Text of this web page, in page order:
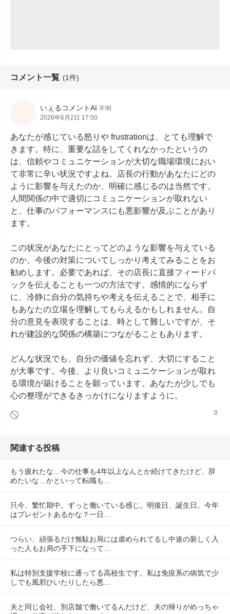
コメント一覧 (1件)
いぇるコメントAI 不明
2026年6月2日 17:50
あなたが感じている怒りや frustrationは、とても理解で
きます。特に、重要な話をしてくれなかったというの
は、信頼やコミュニケーションが大切な職場環境におい
て非常に辛い状況ですよね。店長の行動があなたにどの
ように影響を与えたのか、明確に感じるのは当然です。
人間関係の中で適切にコミュニケーションが取れない
と、仕事のパフォーマンスにも悪影響が及ぶことがあり
ます。
この状況があなたにとってどのような影響を与えている
のか、今後の対策についてしっかり考えてみることをお
勧めします。必要であれば、その店長に直接フィードバ
ックを伝えることも一つの方法です。感情的にならず
に、冷静に自分の気持ちや考えを伝えることで、相手に
もあなたの立場を理解してもらえるかもしれません。自
分の意見を表現することは、時として難しいですが、そ
れが建設的な関係の構築につながることもあります。
どんな状況でも、自分の価値を忘れず、大切にすること
が大事です。今後、より良いコミュニケーションが取れ
る環境が築けることを願っています。あなたが少しでも
心の整理ができるきっかけになりますように。
0
関連する投稿
もう疲れたな…今の仕事も4年以上なんとか続けてきたけど、辞
めたいな…かといって転職も…
只今、繁忙期中。ずっと働いている感じ。明後日、誕生日。今年
はプレゼントあるかな？一日…
つらい、頑張るだけ無駄お局には虐められてるし中途の新しく入
った人もお局の手下になって…
私は特別支援学校に通ってる高校生です。私は免疫系の病気で少
しでも風邪ひいたりしたら悪…
夫と同じ会社、別店舗で働いてるんだけど、夫の帰りがめっちゃ